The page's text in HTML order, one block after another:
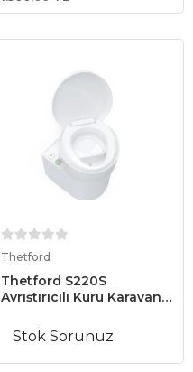
Thetford
Thetford S220S
Ayrıştırıcılı Kuru Karavan
(Susuz/Kimyasalsız)
Stok Sorunuz